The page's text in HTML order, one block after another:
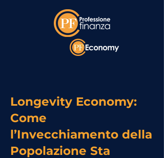
Longevity Economy:
Come
l’Invecchiamento della
Popolazione Sta